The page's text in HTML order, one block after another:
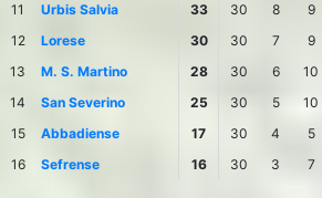
11
Urbis Salvia 33 30 8 9
12
Lorese 30 30 7 9
13
M. S. Martino 28 30 6 10
14
San Severino 25 30 5 10
15
Abbadiense 17 30 4 5
16
Sefrense 16 30 3 7